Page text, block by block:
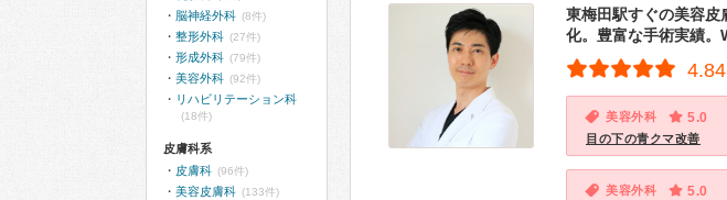
東梅田駅すぐの美容皮
化。豊富な手術実績。
4.84
美容外科 5.0
目の下の青クマ改善
美容外科 5.0
脳神経外科 (8件)
整形外科 (27件)
形成外科 (79件)
美容外科 (92件)
リハビリテーション科
(18件)
皮膚科系
皮膚科 (96件)
美容皮膚科 (133件)